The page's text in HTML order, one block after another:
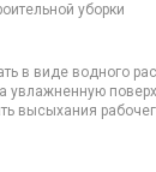
уборки
в виде водного
увлажненную
высыхания